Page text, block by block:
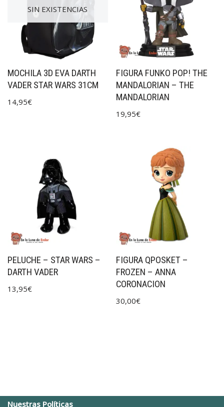
SIN EXISTENCIAS
MOCHILA 3D EVA DARTH
VADER STAR WARS 31CM
14,95€
FIGURA FUNKO POP! THE
MANDALORIAN – THE
MANDALORIAN
19,95€
PELUCHE – STAR WARS –
DARTH VADER
13,95€
FIGURA QPOSKET –
FROZEN – ANNA
CORONACION
30,00€
Nuestras Políticas